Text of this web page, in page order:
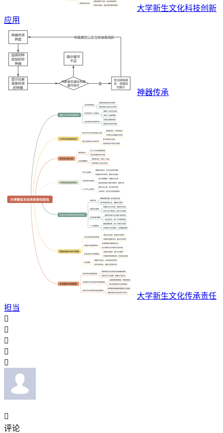
大学新生文化科技创新
应用
神器传承
大学新生文化传承责任
担当






评论